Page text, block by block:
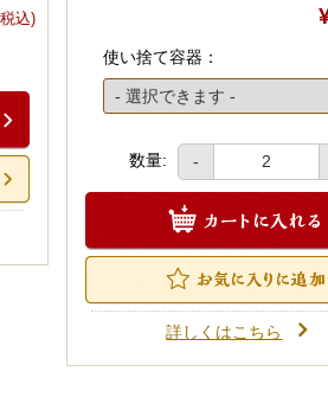
込)
使い捨て容器：
数量: -
詳しくはこちら